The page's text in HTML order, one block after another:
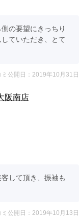
の要望にきっちり
ていただき、とて
ミ公開日：2019年10月31日
阪南店
して頂き、振袖も
ミ公開日：2019年10月13日